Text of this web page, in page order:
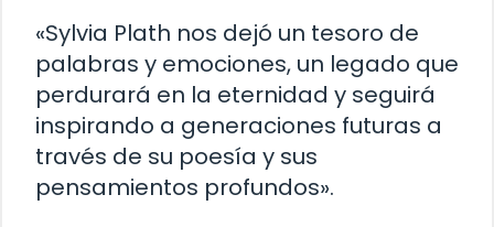
«Sylvia Plath nos dejó un tesoro de
palabras y emociones, un legado que
perdurará en la eternidad y seguirá
inspirando a generaciones futuras a
través de su poesía y sus
pensamientos profundos».